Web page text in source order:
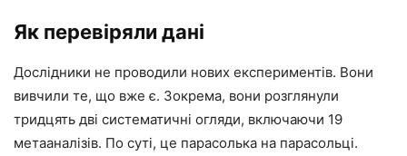
Як перевіряли дані
Дослідники не проводили нових експериментів. Вони
вивчили те, що вже є. Зокрема, вони розглянули
тридцять дві систематичні огляди, включаючи 19
метааналізів. По суті, це парасолька на парасольці.